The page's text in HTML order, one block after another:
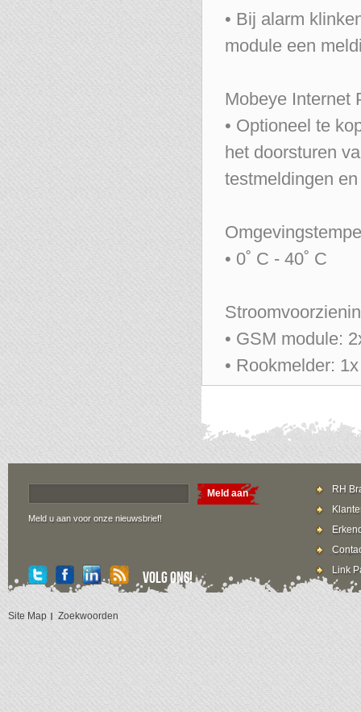
• Bij alarm
module een
Mobeye Internet
• Optioneel te
het doorsturen
testmeldingen
• 0˚ C - 40˚ C
• GSM module:
• Rookmelder:
Meld aan
Meld u aan voor onze nieuwsbrief!
RH
Link
Volg ons!
Site Map Zoekwoorden